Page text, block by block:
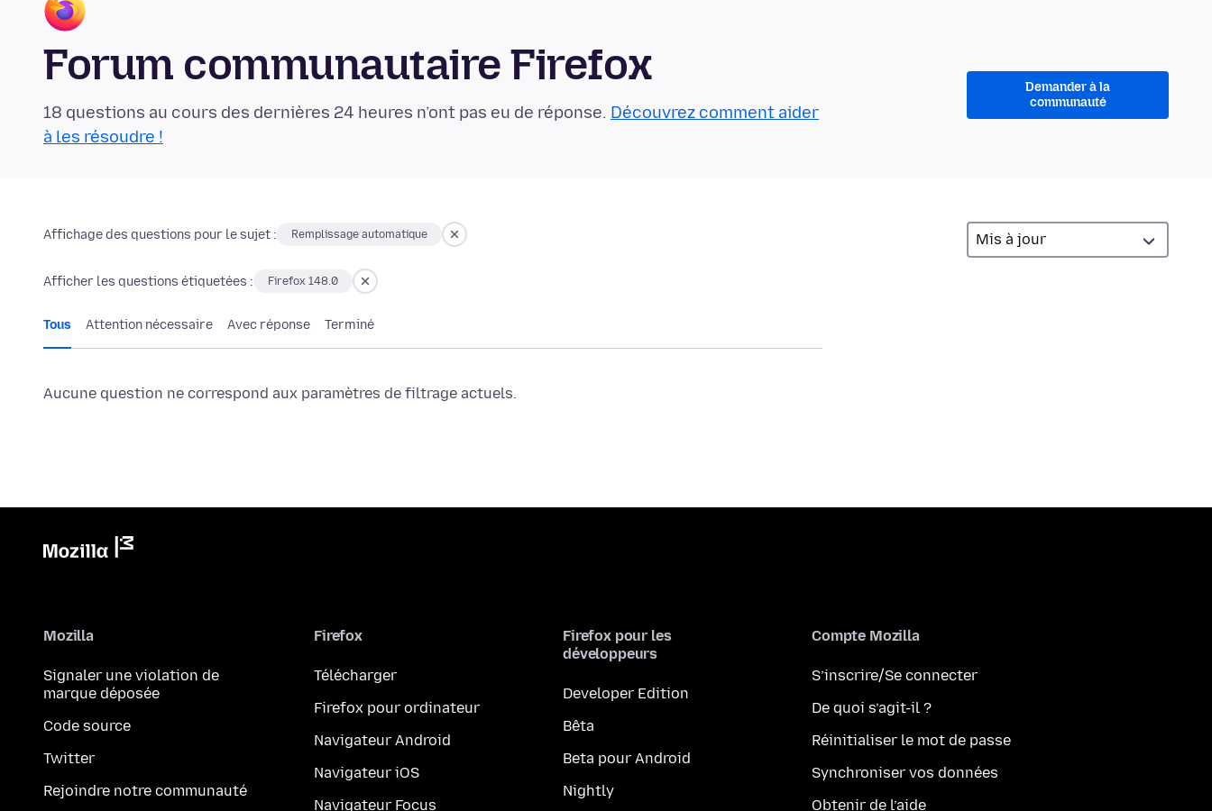
Forum communautaire Firefox
18 questions au cours des dernières 24 heures n’ont pas eu de réponse. Découvrez comment aider
à les résoudre !
Demander à la
communauté
Affichage des questions pour le sujet : Remplissage automatique
Afficher les questions étiquetées : Firefox 148.0
Tous Attention nécessaire Avec réponse Terminé
Aucune question ne correspond aux paramètres de filtrage actuels.
Mozilla
Signaler une violation de
marque déposée
Code source
Twitter
Rejoindre notre communauté
Firefox
Télécharger
Firefox pour ordinateur
Navigateur Android
Navigateur iOS
Navigateur Focus
Firefox pour les
développeurs
Developer Edition
Bêta
Beta pour Android
Nightly
Compte Mozilla
S’inscrire/Se connecter
De quoi s’agit-il ?
Réinitialiser le mot de passe
Synchroniser vos données
Obtenir de l’aide